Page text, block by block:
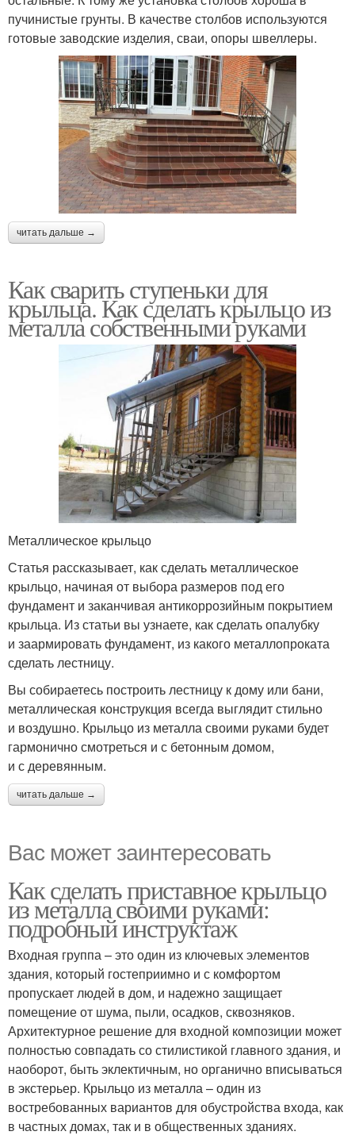
пучинистые грунты. В качестве столбов используются
готовые заводские изделия, сваи, опоры швеллеры.
читать дальше →
Как сварить ступеньки для
крыльца. Как сделать крыльцо из
металла собственными руками
Металлическое крыльцо
Статья рассказывает, как сделать металлическое
крыльцо, начиная от выбора размеров под его
фундамент и заканчивая антикоррозийным покрытием
крыльца. Из статьи вы узнаете, как сделать опалубку
и заармировать фундамент, из какого металлопроката
сделать лестницу.
Вы собираетесь построить лестницу к дому или бани,
металлическая конструкция всегда выглядит стильно
и воздушно. Крыльцо из металла своими руками будет
гармонично смотреться и с бетонным домом,
и с деревянным.
читать дальше →
Вас может заинтересовать
Как сделать приставное крыльцо
из металла своими руками:
подробный инструктаж
Входная группа – это один из ключевых элементов
здания, который гостеприимно и с комфортом
пропускает людей в дом, и надежно защищает
помещение от шума, пыли, осадков, сквозняков.
Архитектурное решение для входной композиции может
полностью совпадать со стилистикой главного здания, и
наоборот, быть эклектичным, но органично вписываться
в экстерьер. Крыльцо из металла – один из
востребованных вариантов для обустройства входа, как
в частных домах, так и в общественных зданиях.